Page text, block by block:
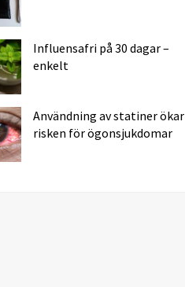
Influensafri på 30 dagar –
enkelt
Användning av statiner ökar
risken för ögonsjukdomar